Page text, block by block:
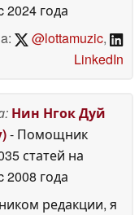
2024 года
@lottamuzic,
LinkedIn
Нин Нгок Дуй
- Помощник
статей на
2008 года
редакции, я